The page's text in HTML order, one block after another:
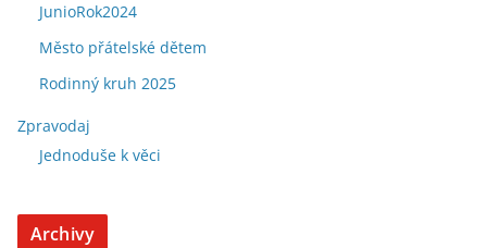
JunioRok2024
Město přátelské dětem
Rodinný kruh 2025
Zpravodaj
Jednoduše k věci
Archivy